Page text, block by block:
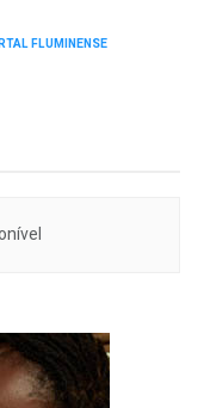
FLUMINENSE